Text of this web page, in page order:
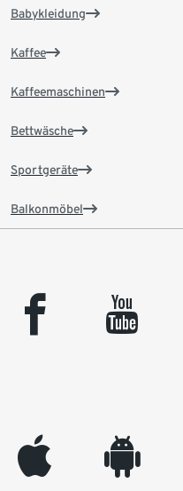
Babykleidung
Kaffee
Kaffeemaschinen
Bettwäsche
Sportgeräte
Balkonmöbel
facebook youtube
appleinc android